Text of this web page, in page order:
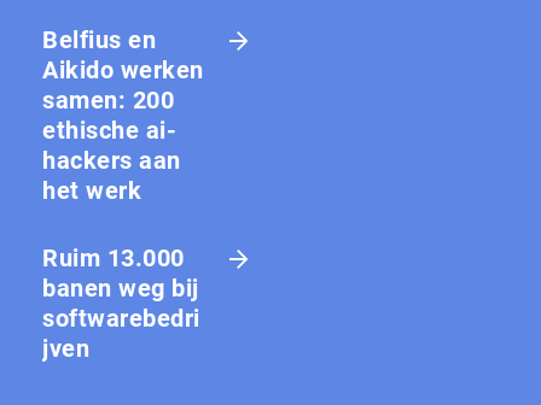
Belfius en
Aikido werken
samen: 200
ethische ai-
hackers aan
het werk
Ruim 13.000
banen weg bij
softwarebedri
jven